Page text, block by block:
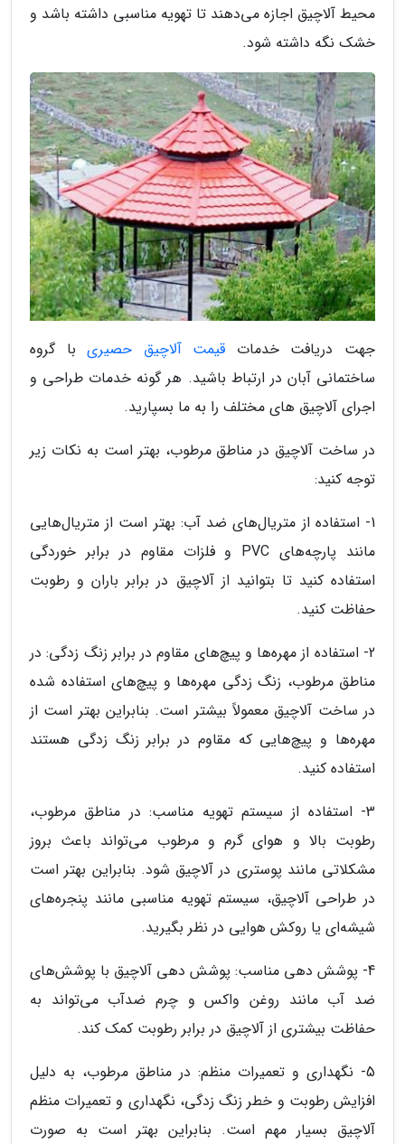
محیط آلاچیق اجازه می‌دهند تا تهویه مناسبی داشته باشد و
خشک نگه داشته شود.
جهت دریافت خدمات قیمت آلاچیق حصیریبا گروه
ساختمانی آبان در ارتباط باشید. هر گونه خدمات طراحی و
اجرای آلاچیق های مختلف را به ما بسپارید.
در ساخت آلاچیق در مناطق مرطوب، بهتر است به نکات زیر
توجه کنید:
1- استفاده از متریال‌های ضد آب: بهتر است از متریال‌هایی
مانند پارچه‌های PVC و فلزات مقاوم در برابر خوردگی
استفاده کنید تا بتوانید از آلاچیق در برابر باران و رطوبت
حفاظت کنید.
2- استفاده از مهره‌ها و پیچ‌های مقاوم در برابر زنگ زدگی: در
مناطق مرطوب، زنگ زدگی مهره‌ها و پیچ‌های استفاده شده
در ساخت آلاچیق معمولاً بیشتر است. بنابراین بهتر است از
مهره‌ها و پیچ‌هایی که مقاوم در برابر زنگ زدگی هستند
استفاده کنید.
3- استفاده از سیستم تهویه مناسب: در مناطق مرطوب،
رطوبت بالا و هوای گرم و مرطوب می‌تواند باعث بروز
مشکلاتی مانند پوستری در آلاچیق شود. بنابراین بهتر است
در طراحی آلاچیق، سیستم تهویه مناسبی مانند پنجره‌های
شیشه‌ای یا روکش هوایی در نظر بگیرید.
4- پوشش دهی مناسب: پوشش دهی آلاچیق با پوشش‌های
ضد آب مانند روغن واکس و چرم ضدآب می‌تواند به
حفاظت بیشتری از آلاچیق در برابر رطوبت کمک کند.
5- نگهداری و تعمیرات منظم: در مناطق مرطوب، به دلیل
افزایش رطوبت و خطر زنگ زدگی، نگهداری و تعمیرات منظم
آلاچیق بسیار مهم است. بنابراین بهتر است به صورت